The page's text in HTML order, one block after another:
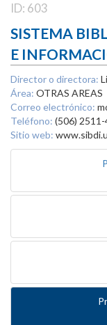
ID: 603
SISTEMA
E
Director o directora:
Área: OTRAS AREAS
Correo electrónico:
Teléfono: (506)
Sitio web: